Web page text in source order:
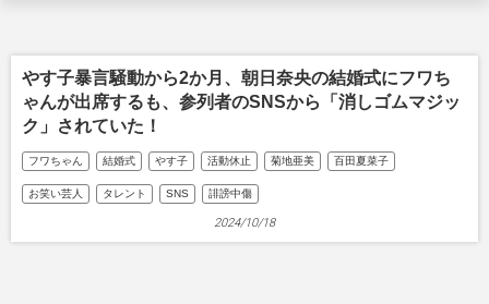
やす子暴言騒動から2か月、朝日奈央の結婚式にフワち
ゃんが出席するも、参列者のSNSから「消しゴムマジッ
ク」されていた！
フワちゃん 結婚式 やす子 活動休止 菊地亜美 百田夏菜子
お笑い芸人 タレント SNS 誹謗中傷
2024/10/18